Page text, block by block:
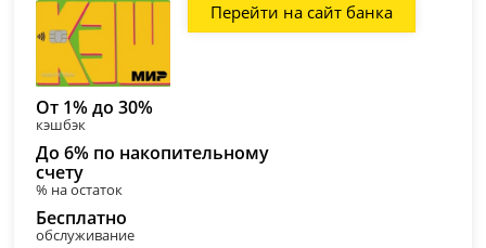
Перейти на сайт банка
От 1% до 30%
кэшбэк
До 6% по накопительному
счету
% на остаток
Бесплатно
обслуживание